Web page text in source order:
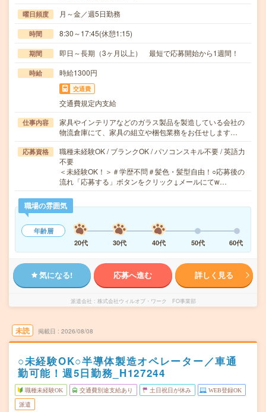
曜日頻度 月～金／週5日勤務
時間 8:30～17:45(休憩1:15)
期間 即日～長期（3ヶ月以上） 最短で応募開始から1週間！
時給 時給1300円
交通費
交通費規定内支給
仕事内容
家具やインテリアなどのガラス製品を製造している会社の
物流倉庫にて、家具の組立や梱包業務をお任せします…
応募資格
職種未経験OK / ブランクOK / パソコンスキル不要 / 英語力
不要
＜未経験OK！＞＃学歴不問＃髪色・髪型自由！○応募後の
流れ「応募する」ボタンをクリック↓メールにてw…
職場の雰囲気
年齢層
20代
30代 40代 50代 60代
気になる! 応募へ進む 詳しく見る
派遣会社 株式会社ウィルオブ・ワーク FO事業部
未読 掲載日 2026/08/08
○未経験OK○半導体製造オペレーター／車通
勤可能！週5日勤務_H127244
職種未経験OK 交通費別途支給あり 土日祝日が休み WEB登録OK
派遣